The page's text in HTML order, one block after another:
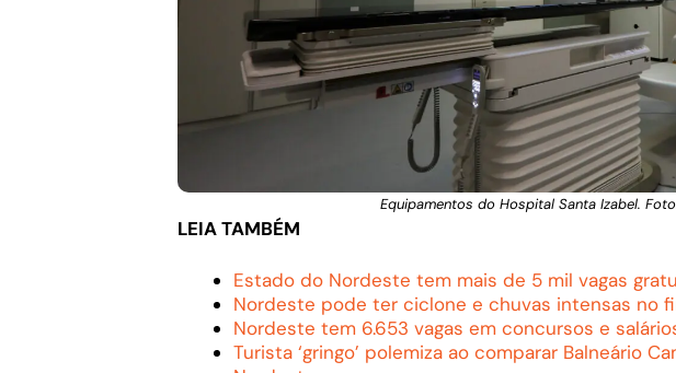
Equipamentos do Hospital Santa Izabel.
LEIA TAMBÉM
Estado do Nordeste tem mais de 5 mil vagas
Nordeste pode ter ciclone e chuvas intensas no
Nordeste tem 6.653 vagas em concursos e
Turista ‘gringo’ polemiza ao comparar Balneário